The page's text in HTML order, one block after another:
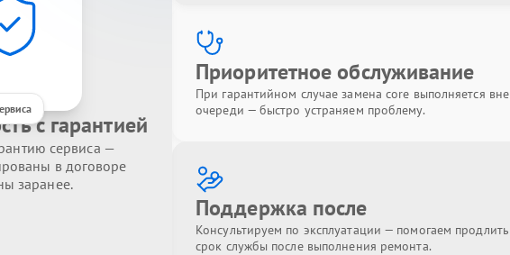
с гарантией
сервиса —
в договоре
заранее.
Приоритетное обслуживание
При гарантийном случае замена core выполняется вне
очереди — быстро устраняем проблему.
Поддержка после
Консультируем по эксплуатации — помогаем продлить
срок службы после выполнения ремонта.